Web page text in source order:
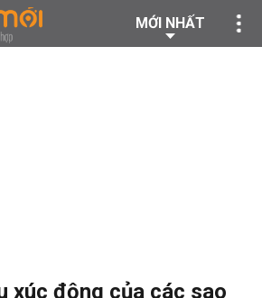
MỚI NHẤT
xúc động của các sao